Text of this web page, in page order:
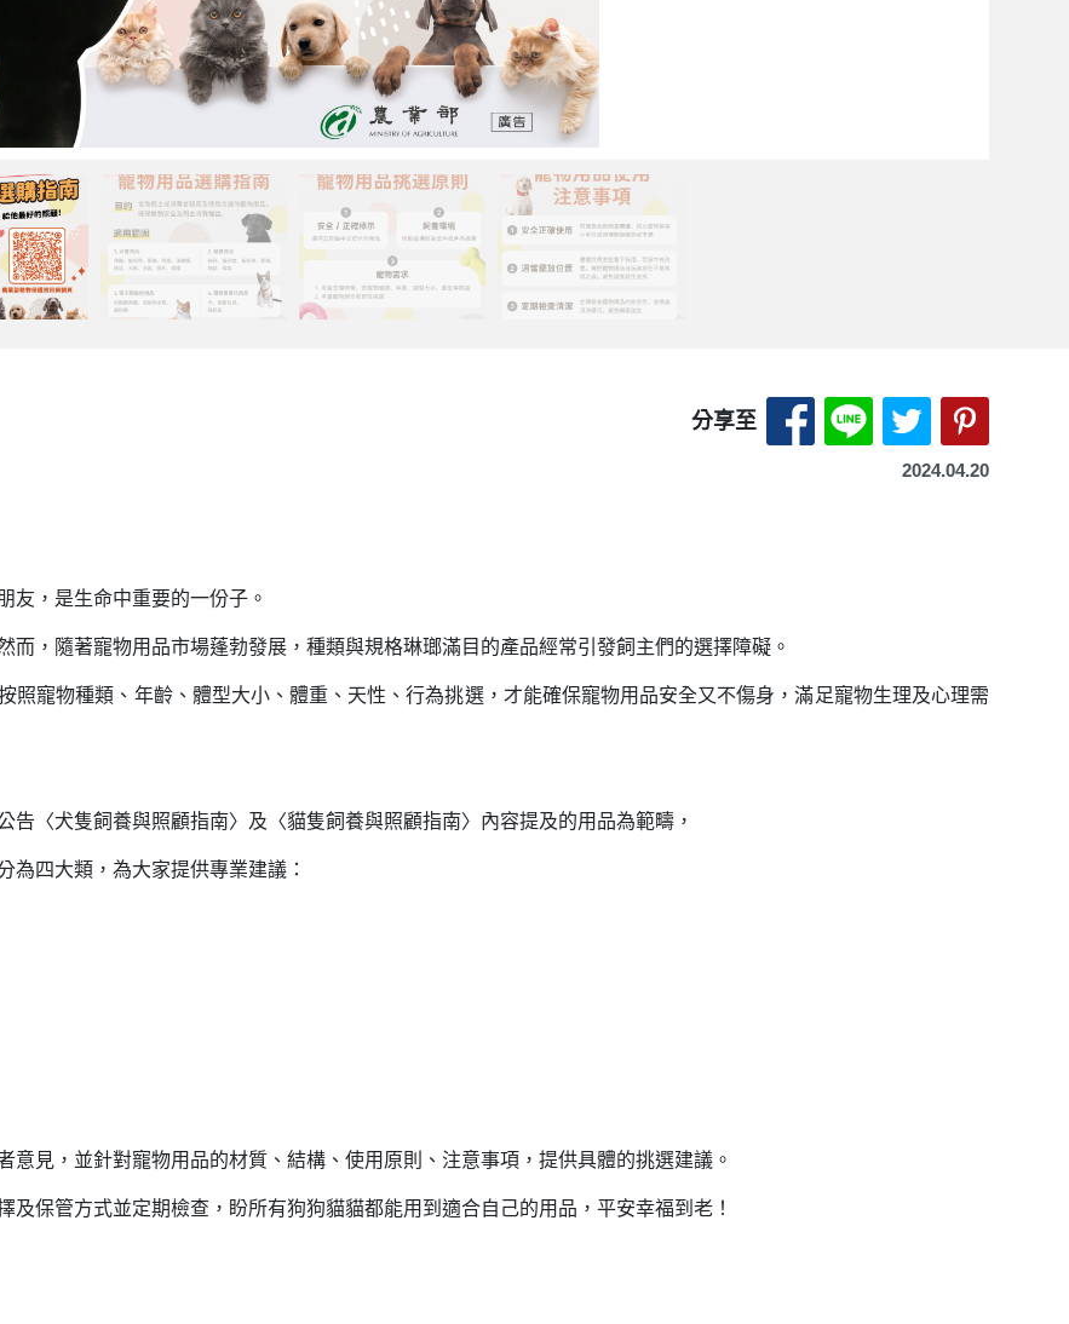
分享至 分享至 Facebook-另開新
分享至 LINE-另開
分享至 X（
2024.04.20
友，是生命中重要的一份子。
而，隨著寵物用品市場蓬勃發展，種類與規格琳瑯滿目的產品經常引發飼主們的選擇障礙。
照寵物種類、年齡、體型大小、體重、天性、行為挑選，才能確保寵物用品安全又不傷身，滿足寵物生理及心理需
告〈犬隻飼養與照顧指南〉及〈貓隻飼養與照顧指南〉內容提及的用品為範疇，
為四大類，為大家提供專業建議：
意見，並針對寵物用品的材質、結構、使用原則、注意事項，提供具體的挑選建議。
保管方式並定期檢查，盼所有狗狗貓貓都能用到適合自己的用品，平安幸福到老！